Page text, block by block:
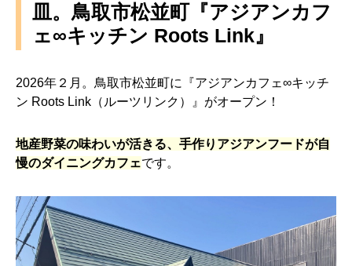
皿。鳥取市松並町『アジアンカフ
ェ∞キッチン Roots Link』
2026年２月。鳥取市松並町に『アジアンカフェ∞キッチ
ン Roots Link（ルーツリンク）』がオープン！
地産野菜の味わいが活きる、手作りアジアンフードが自
慢のダイニングカフェです。